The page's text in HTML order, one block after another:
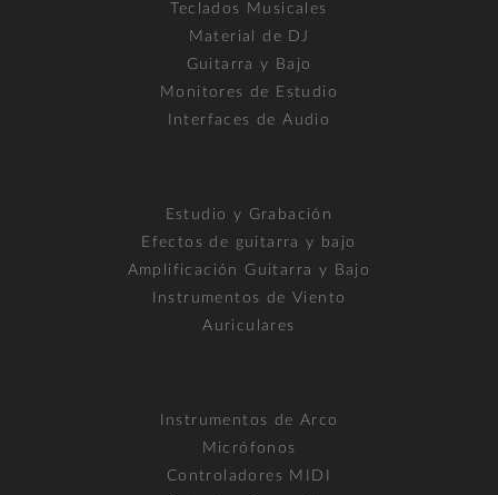
Teclados Musicales
Material de DJ
Guitarra y Bajo
Monitores de Estudio
Interfaces de Audio
Estudio y Grabación
Efectos de guitarra y bajo
Amplificación Guitarra y Bajo
Instrumentos de Viento
Auriculares
Instrumentos de Arco
Micrófonos
Controladores MIDI